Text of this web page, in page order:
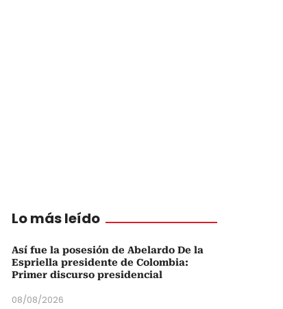
Lo más leído
Así fue la posesión de Abelardo De la
Espriella presidente de Colombia:
Primer discurso presidencial
08/08/2026